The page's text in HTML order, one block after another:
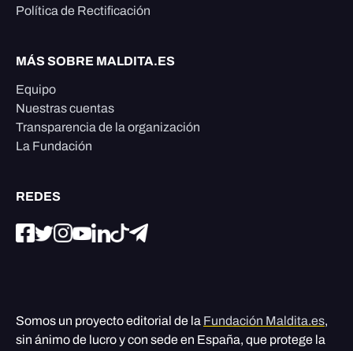
Política de Rectificación
MÁS SOBRE MALDITA.ES
Equipo
Nuestras cuentas
Transparencia de la organización
La Fundación
REDES
Somos un proyecto editorial de la Fundación Maldita.es,
sin ánimo de lucro y con sede en España, que protege la